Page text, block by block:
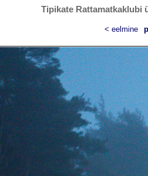
Tipikate Rattamatkaklubi
< eelmine